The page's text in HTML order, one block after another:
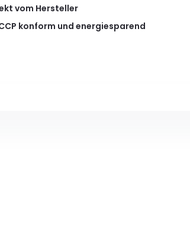
vom Hersteller
konform und energiesparend